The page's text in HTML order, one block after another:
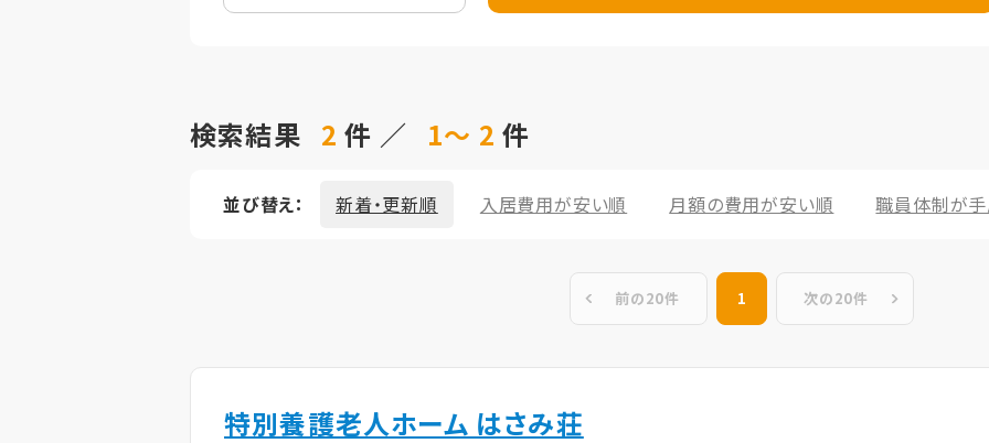
検索結果 2件 ／ 1～ 2件
並び替え： 新着・更新順 入居費用が安い順 月額の費用が安い順 職員体制が
前の20件 1 次の20件
特別養護老人ホーム はさみ荘